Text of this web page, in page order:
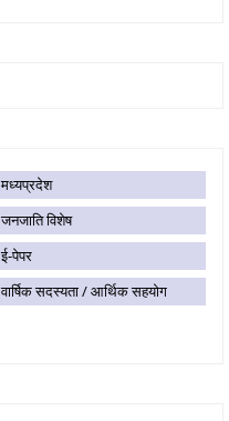
मध्यप्रदेश
जनजाति विशेष
ई-पेपर
वार्षिक सदस्यता / आर्थिक सहयोग